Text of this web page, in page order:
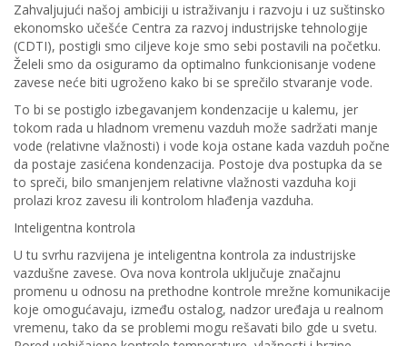
Zahvaljujući našoj ambiciji u istraživanju i razvoju i uz suštinsko
ekonomsko učešće Centra za razvoj industrijske tehnologije
(CDTI), postigli smo ciljeve koje smo sebi postavili na početku.
Želeli smo da osiguramo da optimalno funkcionisanje vodene
zavese neće biti ugroženo kako bi se sprečilo stvaranje vode.
To bi se postiglo izbegavanjem kondenzacije u kalemu, jer
tokom rada u hladnom vremenu vazduh može sadržati manje
vode (relativne vlažnosti) i vode koja ostane kada vazduh počne
da postaje zasićena kondenzacija. Postoje dva postupka da se
to spreči, bilo smanjenjem relativne vlažnosti vazduha koji
prolazi kroz zavesu ili kontrolom hlađenja vazduha.
Inteligentna kontrola
U tu svrhu razvijena je inteligentna kontrola za industrijske
vazdušne zavese. Ova nova kontrola uključuje značajnu
promenu u odnosu na prethodne kontrole mrežne komunikacije
koje omogućavaju, između ostalog, nadzor uređaja u realnom
vremenu, tako da se problemi mogu rešavati bilo gde u svetu.